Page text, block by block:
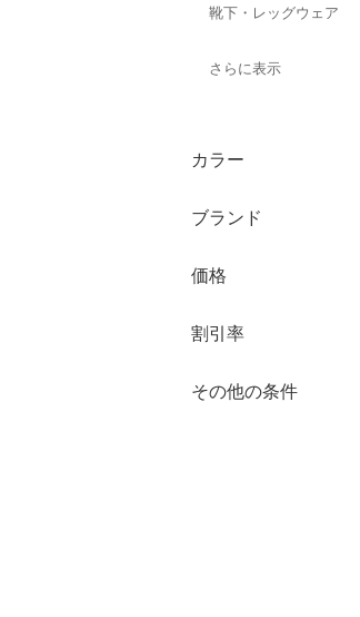
靴下・レッグウェア
さらに表示
アクセサリー・腕時計
財布・ポーチ・ケース
帽子
ヘアアクセサリー
マタニティウェア・ベビ
ー用品
カラー
クリア
ブランド
価格
絞り込み
割引率
％OFF～
その他の条件